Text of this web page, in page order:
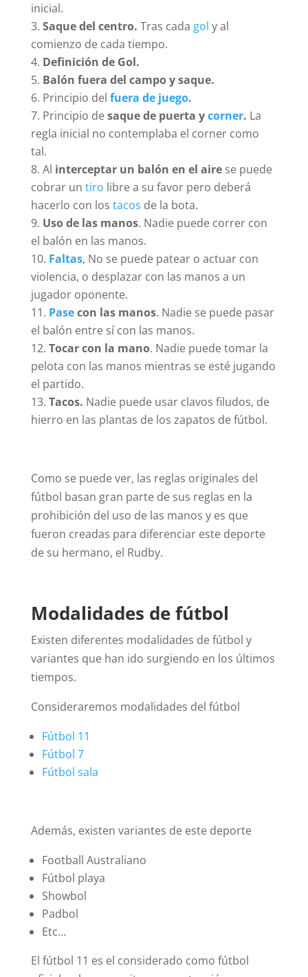
inicial.
Saque del centro. Tras cada gol y al
comienzo de cada tiempo.
Definición de Gol.
Balón fuera del campo y saque.
Principio del fuera de juego.
Principio desaque de puerta ycorner. La
regla inicial no contemplaba el corner como
tal.
Al interceptar un balón en el airese puede
cobrar un tiro libre a su favor pero deberá
hacerlo con los tacos de la bota.
Uso de las manos. Nadie puede correr con
el balón en las manos.
Faltas, No se puede patear o actuar con
violencia, o desplazar con las manos a un
jugador oponente.
Pasecon las manos. Nadie se puede pasar
el balón entre sí con las manos.
Tocar con la mano. Nadie puede tomar la
pelota con las manos mientras se esté jugando
el partido.
Tacos. Nadie puede usar clavos filudos, de
hierro en las plantas de los zapatos de fútbol.
Como se puede ver, las reglas originales del
fútbol basan gran parte de sus reglas en la
prohibición del uso de las manos y es que
fueron creadas para diferenciar este deporte
de su hermano, el Rudby.
Modalidades de fútbol
Existen diferentes modalidades de fútbol y
variantes que han ido surgiendo en los últimos
tiempos.
Consideraremos modalidades del fútbol
Fútbol 11
Fútbol 7
Fútbol sala
Además, existen variantes de este deporte
Football Australiano
Fútbol playa
Showbol
Padbol
Etc…
El fútbol 11 es el considerado como fútbol